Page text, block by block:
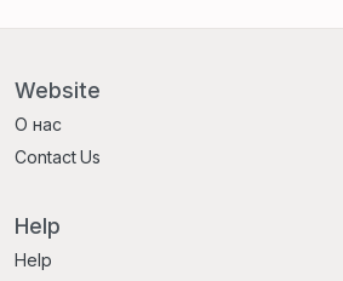
Website
О нас
Contact Us
Help
Help